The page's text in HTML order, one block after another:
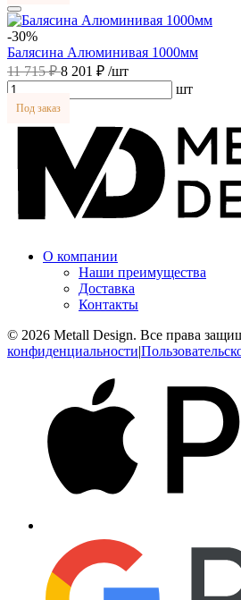
-30%
Балясина Алюминивая 1000мм
11 715 ₽8 201 ₽ /шт
шт
Под заказ
О компании
Наши преимущества
Доставка
Контакты
© 2026 Metall Design. Все права
конфиденциальности|